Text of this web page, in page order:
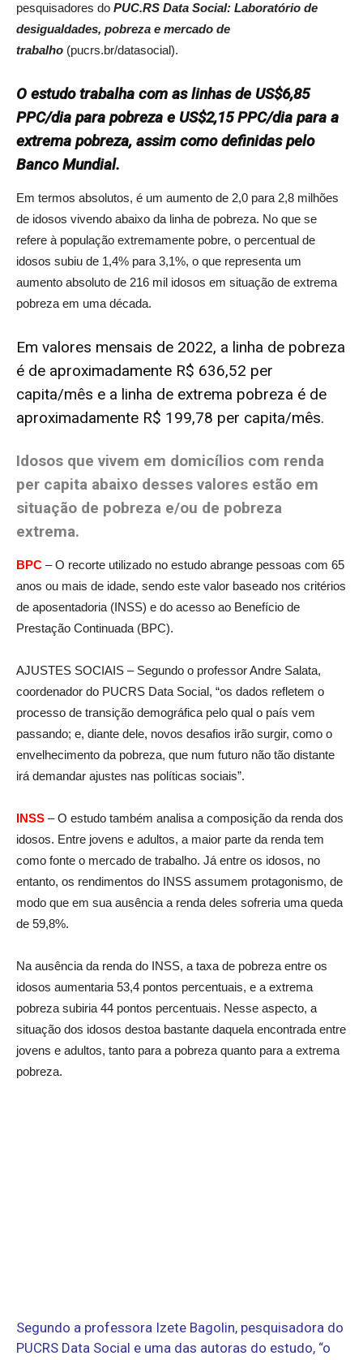
pesquisadores do PUC.RS Data Social: Laboratório de
desigualdades, pobreza e mercado de
trabalho (pucrs.br/datasocial).
O estudo trabalha com as linhas de US$6,85
PPC/dia para pobreza e US$2,15 PPC/dia para a
extrema pobreza, assim como definidas pelo
Banco Mundial.
Em termos absolutos, é um aumento de 2,0 para 2,8 milhões
de idosos vivendo abaixo da linha de pobreza. No que se
refere à população extremamente pobre, o percentual de
idosos subiu de 1,4% para 3,1%, o que representa um
aumento absoluto de 216 mil idosos em situação de extrema
pobreza em uma década.
Em valores mensais de 2022, a linha de pobreza
é de aproximadamente R$ 636,52 per
capita/mês e a linha de extrema pobreza é de
aproximadamente R$ 199,78 per capita/mês.
Idosos que vivem em domicílios com renda
per capita abaixo desses valores estão em
situação de pobreza e/ou de pobreza
extrema.
BPC – O recorte utilizado no estudo abrange pessoas com 65
anos ou mais de idade, sendo este valor baseado nos critérios
de aposentadoria (INSS) e do acesso ao Benefício de
Prestação Continuada (BPC).
AJUSTES SOCIAIS – Segundo o professor Andre Salata,
coordenador do PUCRS Data Social, “os dados refletem o
processo de transição demográfica pelo qual o país vem
passando; e, diante dele, novos desafios irão surgir, como o
envelhecimento da pobreza, que num futuro não tão distante
irá demandar ajustes nas políticas sociais”.
INSS – O estudo também analisa a composição da renda dos
idosos. Entre jovens e adultos, a maior parte da renda tem
como fonte o mercado de trabalho. Já entre os idosos, no
entanto, os rendimentos do INSS assumem protagonismo, de
modo que em sua ausência a renda deles sofreria uma queda
de 59,8%.
Na ausência da renda do INSS, a taxa de pobreza entre os
idosos aumentaria 53,4 pontos percentuais, e a extrema
pobreza subiria 44 pontos percentuais. Nesse aspecto, a
situação dos idosos destoa bastante daquela encontrada entre
jovens e adultos, tanto para a pobreza quanto para a extrema
pobreza.
Segundo a professora Izete Bagolin, pesquisadora do
PUCRS Data Social e uma das autoras do estudo, “o